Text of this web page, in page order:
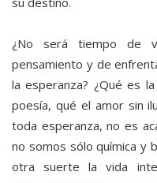
¿No será tiempo de
pensamiento y de
la esperanza? ¿Qué es
poesía, qué el amor sin
toda esperanza, no es
no somos sólo química y
otra suerte la vida